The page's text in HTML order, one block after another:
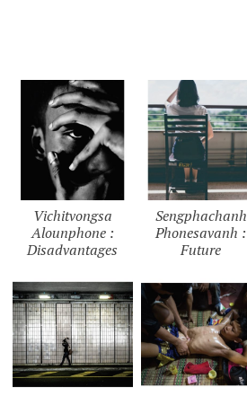
Vichitvongsa
Alounphone :
Disadvantages
Sengphachanh
Phonesavanh :
Future